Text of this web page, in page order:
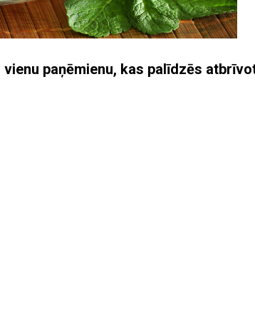
paņēmienu, kas palīdzēs